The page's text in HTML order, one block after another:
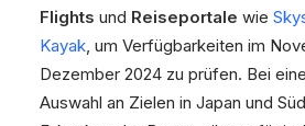
Flights und Reiseportale wie
Kayak, um Verfügbarkeiten im
Dezember 2024 zu prüfen. Bei
Auswahl an Zielen in Japan und